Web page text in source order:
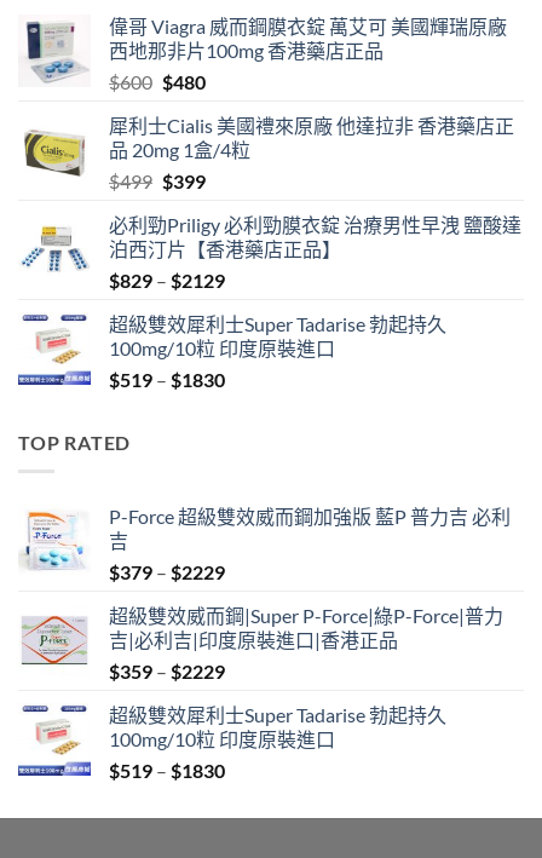
偉哥 Viagra 威而鋼膜衣錠 萬艾可 美國輝瑞原廠
西地那非片100mg 香港藥店正品
$600 Original
was:
$600.
$480Current
is:
$480.
犀利士Cialis 美國禮來原廠 他達拉非 香港藥店正
品 20mg 1盒/4粒
$499 Original
was:
$499.
$399Current
is:
$399.
必利勁Priligy 必利勁膜衣錠 治療男性早洩 鹽酸達
泊西汀片【香港藥店正品】
$829 – $2129Price
$829
through
$2129
超級雙效犀利士Super Tadarise 勃起持久
100mg/10粒 印度原裝進口
$519 – $1830Price
TOP RATED
P-Force 超級雙效威而鋼加強版 藍P 普力吉 必利
吉
$379 – $2229Price
$379
through
$2229
超級雙效威而鋼|Super P-Force|綠P-Force|普力
吉|必利吉|印度原裝進口|香港正品
$359 – $2229Price
$359
through
$2229
超級雙效犀利士Super Tadarise 勃起持久
100mg/10粒 印度原裝進口
$519 – $1830Price
$519